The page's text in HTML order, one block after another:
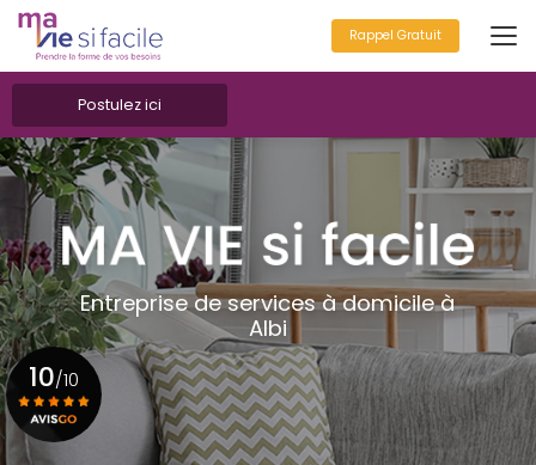
Aller
au
contenu
principal
Postulez ici
Rappel Gratuit
Entreprise de services à domicile à
Albi
10/10
Voir le certificat